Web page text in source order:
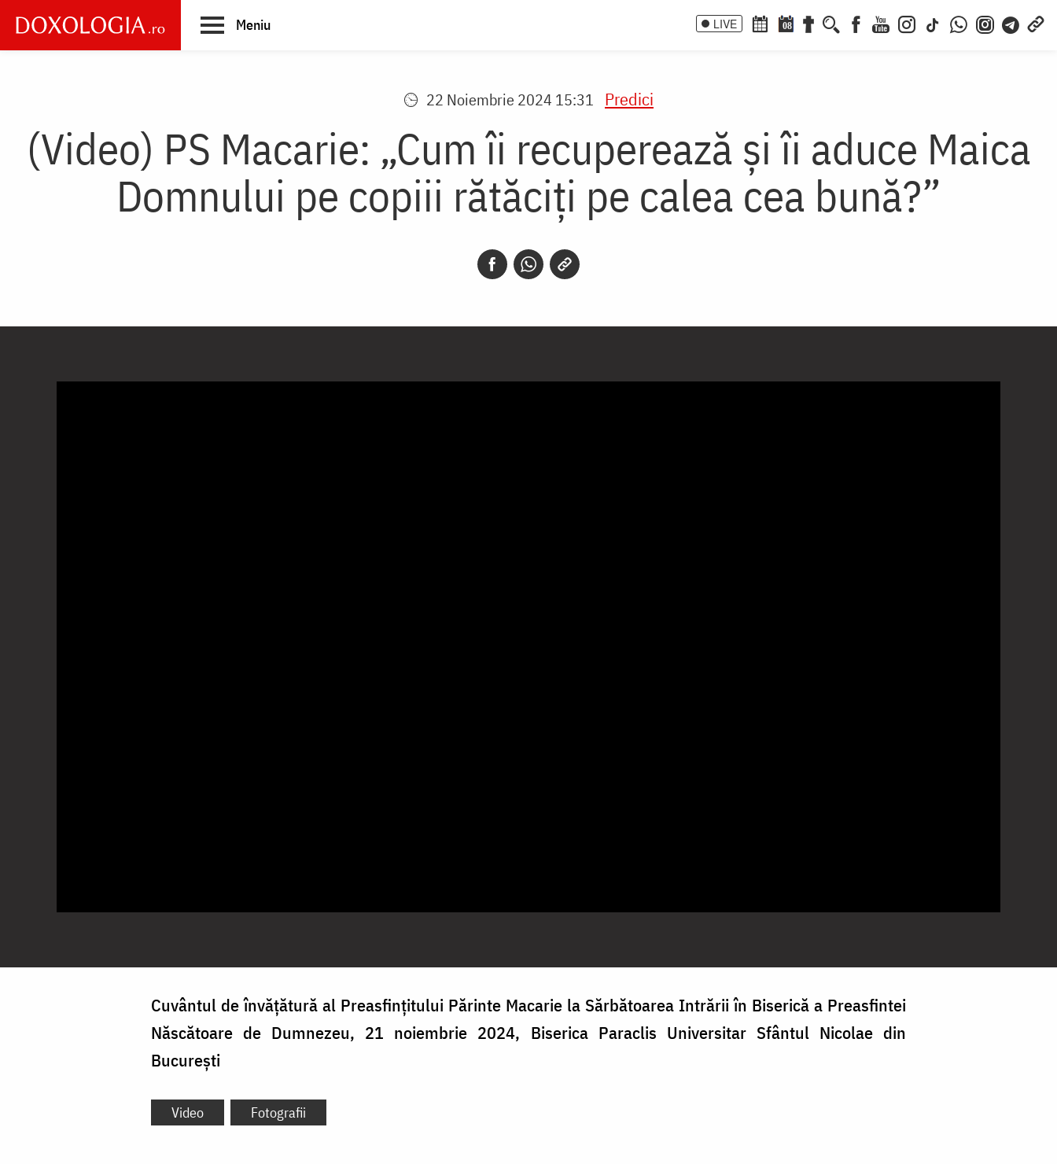
main
Meniu LIVE 08
22 Noiembrie 2024 15:31 Predici
(Video) PS Macarie: „Cum îi recuperează și îi aduce Maica
Domnului pe copiii rătăciți pe calea cea bună?”
Cuvântul de învățătură al Preasfințitului Părinte Macarie la Sărbătoarea Intrării în Biserică a Preasfintei
Născătoare de Dumnezeu, 21 noiembrie 2024, Biserica Paraclis Universitar Sfântul Nicolae din
București
Video Fotografii